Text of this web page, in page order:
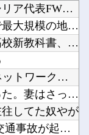
元ジャンポケ斉藤被告、ガチでぶっ壊れてしまう他
さんま「どこでもドア？あれ不便やで」他
【激安速報】ダイヤモンドの功罪、リアル、ひゃくえむ。などがKindle実質半額になるセール...
【ウマ娘】ダンツはウェイトレスの格好が1番似合うよな。他
【朗報】スト6キャミイ、1/3スケールフィギュアが登場他
【ラブライブ！】ちゅーとりえらいぶのブレードの電池なんだけど他
最近のスマフォってイヤホンジャック付いてないの?他
セレッソ大阪がアル・アハリからシリア代表FWパブロ・サバック...
イタリア・ナポリ近郊で過去40年で最大規模の地震「M4.7」...
韓国が独島を不法占拠？…日本の高校新教科書、また強引な主張＝...
【朗報】 フロム新作Duskbloods、ネットワークテスト...
妻の浮気相手は元彼で双方本気だった。妻はさっさと家を出て行っ...
してた奴やが
【珍事】 サッカーの試合が原因で交通事故が起きてしまう。